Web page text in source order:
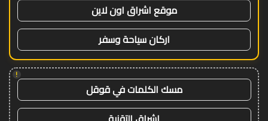
موقع اشراق اون لاين
اركان سياحة وسفر
!
مسك الكلمات في قوقل